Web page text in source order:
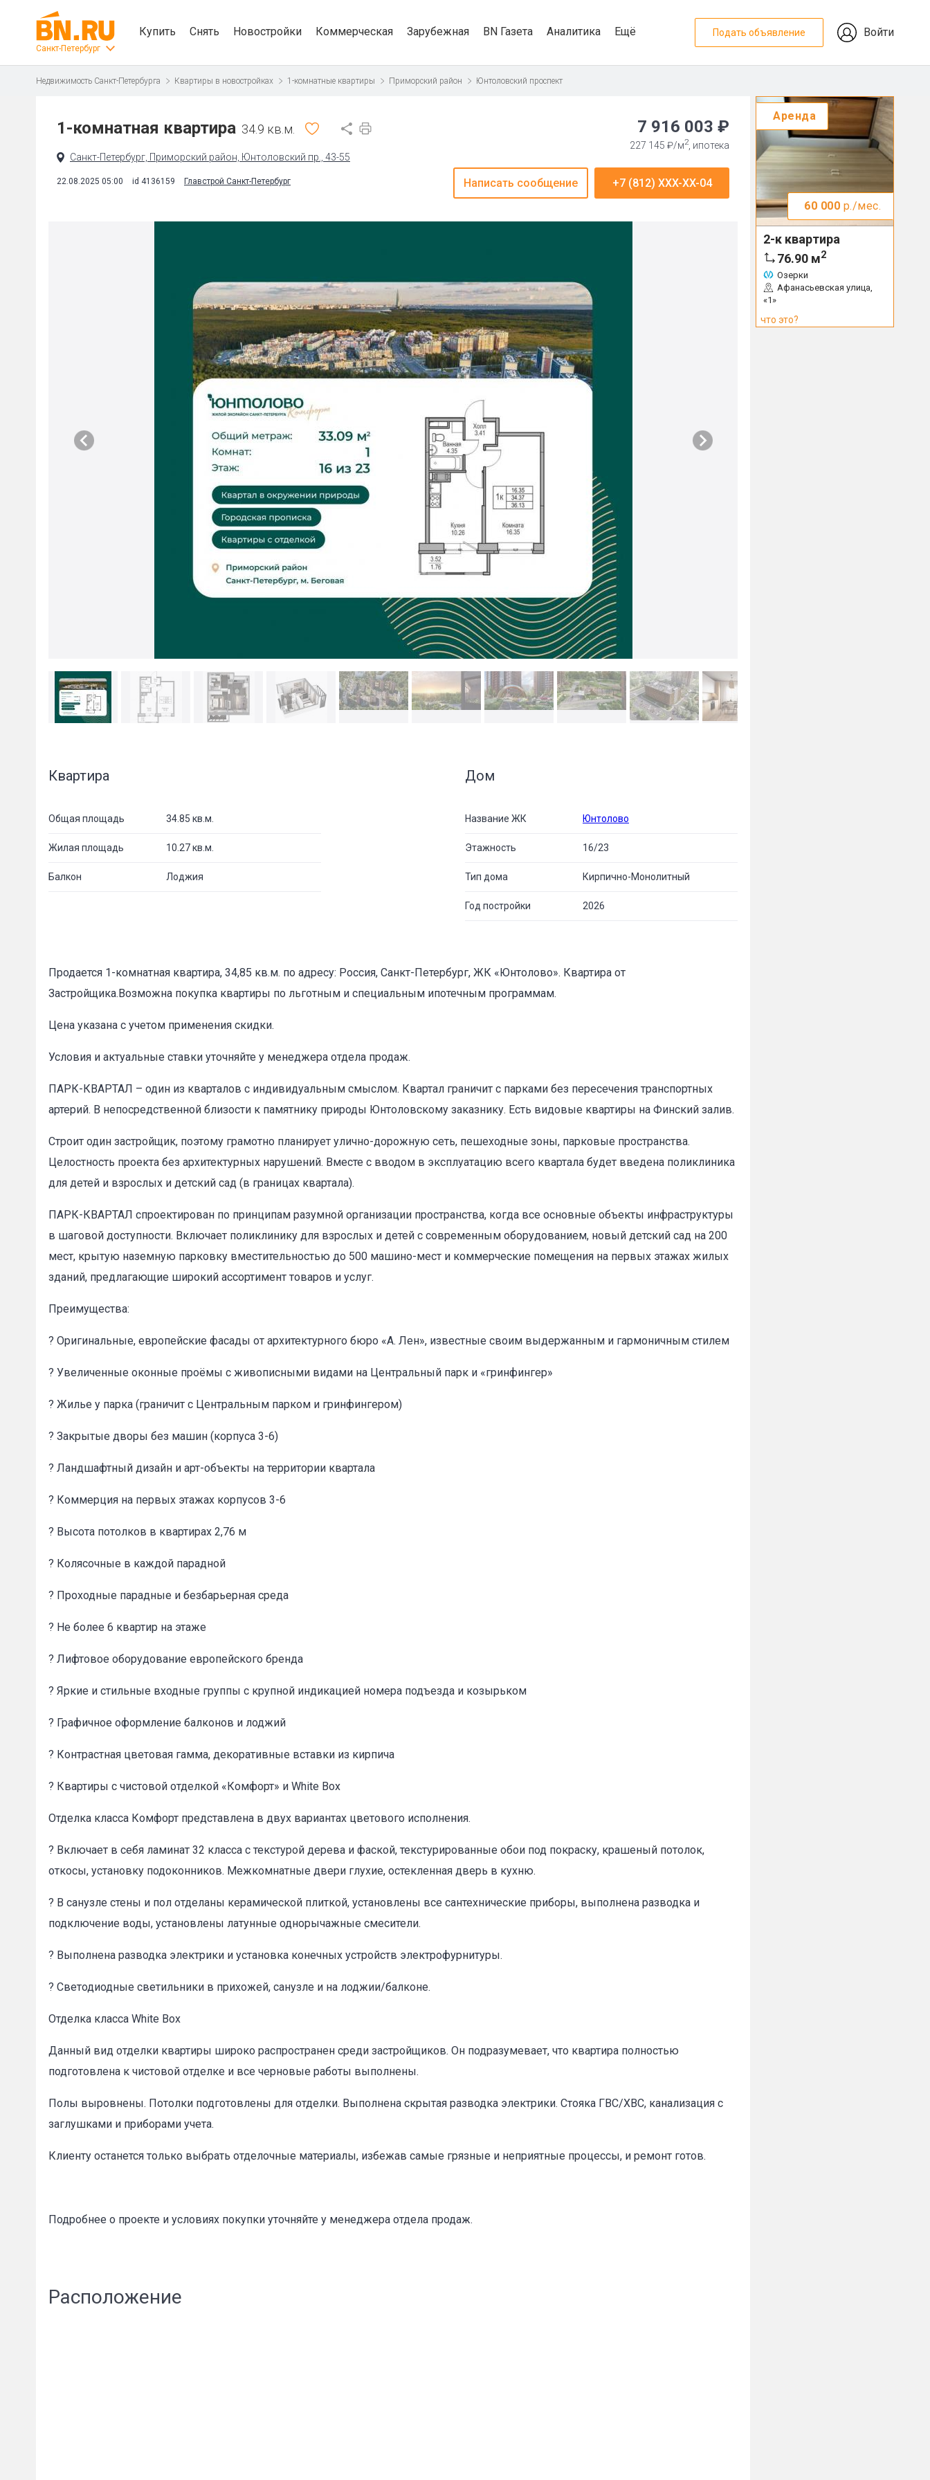
Санкт-Петербург
Купить Снять Новостройки Коммерческая Зарубежная BN Газета Аналитика Ещё Подать объявление Войти
Недвижимость Санкт-Петербурга Квартиры в новостройках 1-комнатные квартиры Приморский район Юнтоловский проспект
1-комнатная квартира 34.9 кв.м.
Санкт-Петербург, Приморский район, Юнтоловский пр., 43-55
22.08.2025 05:00 id 4136159 Главстрой Санкт-Петербург
7 916 003 ₽
227 145 ₽/м2, ипотека
Написать сообщение +7 (812) XXX-XX-04
Квартира
Общая площадь 34.85 кв.м.
Жилая площадь 10.27 кв.м.
Балкон Лоджия
Дом
Название ЖК Юнтолово
Этажность 16/23
Тип дома Кирпично-Монолитный
Год постройки 2026
Продается 1-комнатная квартира, 34,85 кв.м. по адресу: Россия, Санкт-Петербург, ЖК «Юнтолово». Квартира от
Застройщика.Возможна покупка квартиры по льготным и специальным ипотечным программам.
Цена указана с учетом применения скидки.
Условия и актуальные ставки уточняйте у менеджера отдела продаж.
ПАРК-КВАРТАЛ – один из кварталов с индивидуальным смыслом. Квартал граничит с парками без пересечения транспортных
артерий. В непосредственной близости к памятнику природы Юнтоловскому заказнику. Есть видовые квартиры на Финский залив.
Строит один застройщик, поэтому грамотно планирует улично-дорожную сеть, пешеходные зоны, парковые пространства.
Целостность проекта без архитектурных нарушений. Вместе с вводом в эксплуатацию всего квартала будет введена поликлиника
для детей и взрослых и детский сад (в границах квартала).
ПАРК-КВАРТАЛ спроектирован по принципам разумной организации пространства, когда все основные объекты инфраструктуры
в шаговой доступности. Включает поликлинику для взрослых и детей с современным оборудованием, новый детский сад на 200
мест, крытую наземную парковку вместительностью до 500 машино-мест и коммерческие помещения на первых этажах жилых
зданий, предлагающие широкий ассортимент товаров и услуг.
Преимущества:
? Оригинальные, европейские фасады от архитектурного бюро «А. Лен», известные своим выдержанным и гармоничным стилем
? Увеличенные оконные проёмы с живописными видами на Центральный парк и «гринфингер»
? Жилье у парка (граничит с Центральным парком и гринфингером)
? Закрытые дворы без машин (корпуса 3-6)
? Ландшафтный дизайн и арт-объекты на территории квартала
? Коммерция на первых этажах корпусов 3-6
? Высота потолков в квартирах 2,76 м
? Колясочные в каждой парадной
? Проходные парадные и безбарьерная среда
? Не более 6 квартир на этаже
? Лифтовое оборудование европейского бренда
? Яркие и стильные входные группы с крупной индикацией номера подъезда и козырьком
? Графичное оформление балконов и лоджий
? Контрастная цветовая гамма, декоративные вставки из кирпича
? Квартиры с чистовой отделкой «Комфорт» и White Box
Отделка класса Комфорт представлена в двух вариантах цветового исполнения.
? Включает в себя ламинат 32 класса с текстурой дерева и фаской, текстурированные обои под покраску, крашеный потолок,
откосы, установку подоконников. Межкомнатные двери глухие, остекленная дверь в кухню.
? В санузле стены и пол отделаны керамической плиткой, установлены все сантехнические приборы, выполнена разводка и
подключение воды, установлены латунные однорычажные смесители.
? Выполнена разводка электрики и установка конечных устройств электрофурнитуры.
? Светодиодные светильники в прихожей, санузле и на лоджии/балконе.
Отделка класса White Box
Данный вид отделки квартиры широко распространен среди застройщиков. Он подразумевает, что квартира полностью
подготовлена к чистовой отделке и все черновые работы выполнены.
Полы выровнены. Потолки подготовлены для отделки. Выполнена скрытая разводка электрики. Стояка ГВС/ХВС, канализация с
заглушками и приборами учета.
Клиенту останется только выбрать отделочные материалы, избежав самые грязные и неприятные процессы, и ремонт готов.
Подробнее о проекте и условиях покупки уточняйте у менеджера отдела продаж.
Расположение
Пожаловаться на объявление
Сообщение
✕
Аренда
60 000 р./мес.
2-к квартира
76.90 м2
Озерки
Афанасьевская улица,
«1»
что это?